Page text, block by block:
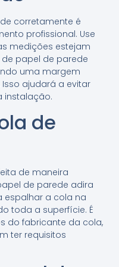
corretamente é
profissional. Use
medições estejam
papel de parede
uma margem
ajudará a evitar
instalação.
de
de maneira
de parede adira
espalhar a cola na
toda a superfície. É
do fabricante da cola,
ter requisitos